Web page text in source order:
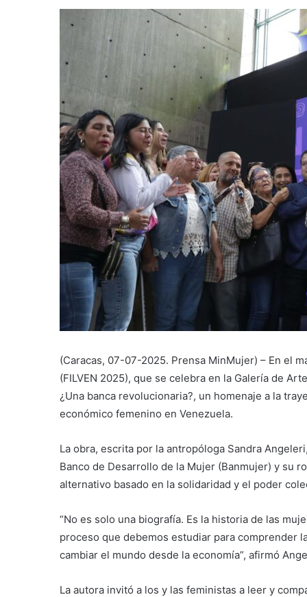
(Caracas, 07-07-2025. Prensa MinMujer) – En el
(FILVEN 2025), que se celebra en la Galería de
¿Una banca revolucionaria?, un homenaje a la
económico femenino en Venezuela.
La obra, escrita por la antropóloga Sandra
Banco de Desarrollo de la Mujer (Banmujer) y su
alternativo basado en la solidaridad y el poder
“No es solo una biografía. Es la historia de las
proceso que debemos estudiar para comprender
cambiar el mundo desde la economía”, afirmó
La autora invitó a los y las feministas a leer y